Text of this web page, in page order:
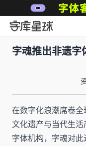
字魂推出非遗字
在数字化浪潮席卷
文化遗产与当代生
字体机构，字魂对此